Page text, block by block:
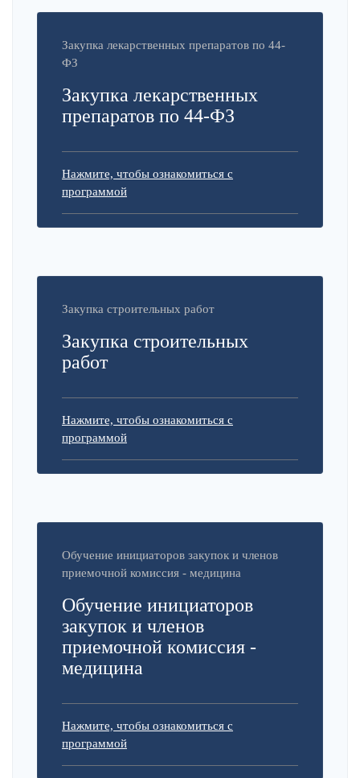
Закупка лекарственных препаратов по 44-
ФЗ
Закупка лекарственных
препаратов по 44-ФЗ
Нажмите, чтобы ознакомиться с
программой
Закупка строительных работ
Закупка строительных
работ
Нажмите, чтобы ознакомиться с
программой
Обучение инициаторов закупок и членов
приемочной комиссия - медицина
Обучение инициаторов
закупок и членов
приемочной комиссия -
медицина
Нажмите, чтобы ознакомиться с
программой